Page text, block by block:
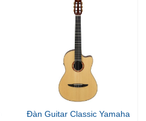
Đàn Guitar Classic Yamaha